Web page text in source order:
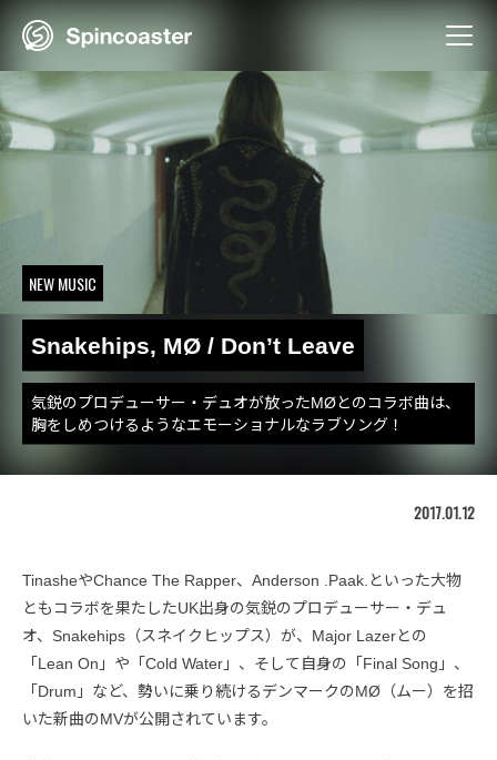
Skip
NEW MUSIC
Snakehips, MØ / Don’t Leave
気鋭のプロデューサー・デュオが放ったMØとのコラボ曲は、
胸をしめつけるようなエモーショナルなラブソング！
2017.01.12
TinasheやChance The Rapper、Anderson .Paak.といった大物
ともコラボを果たしたUK出身の気鋭のプロデューサー・デュ
オ、Snakehips（スネイクヒップス）が、Major Lazerとの
「Lean On」や「Cold Water」、そして自身の「Final Song」、
「Drum」など、勢いに乗り続けるデンマークのMØ（ムー）を招
いた新曲のMVが公開されています。